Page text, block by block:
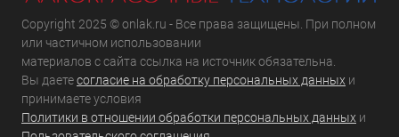
Copyright 2025 © onlak.ru - Все права защищены. При полном
или частичном использовании
материалов с сайта ссылка на источник обязательна.
Вы даетесогласие на обработку персональных данных и
принимаете условия
Политики в отношении обработки персональных данных и